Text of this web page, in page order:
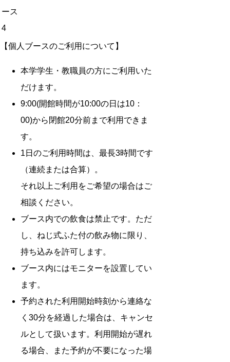
ース
4
【個人ブースのご利用について】
本学学生・教職員の方にご利用いた
だけます。
9:00(開館時間が10:00の日は10：
00)から閉館20分前まで利用できま
す。
1日のご利用時間は、最長3時間です
（連続または合算）。
それ以上ご利用をご希望の場合はご
相談ください。
ブース内での飲食は禁止です。ただ
し、ねじ式ふた付の飲み物に限り、
持ち込みを許可します。
ブース内にはモニターを設置してい
ます。
予約された利用開始時刻から連絡な
く30分を経過した場合は、キャンセ
ルとして扱います。利用開始が遅れ
る場合、また予約が不要になった場